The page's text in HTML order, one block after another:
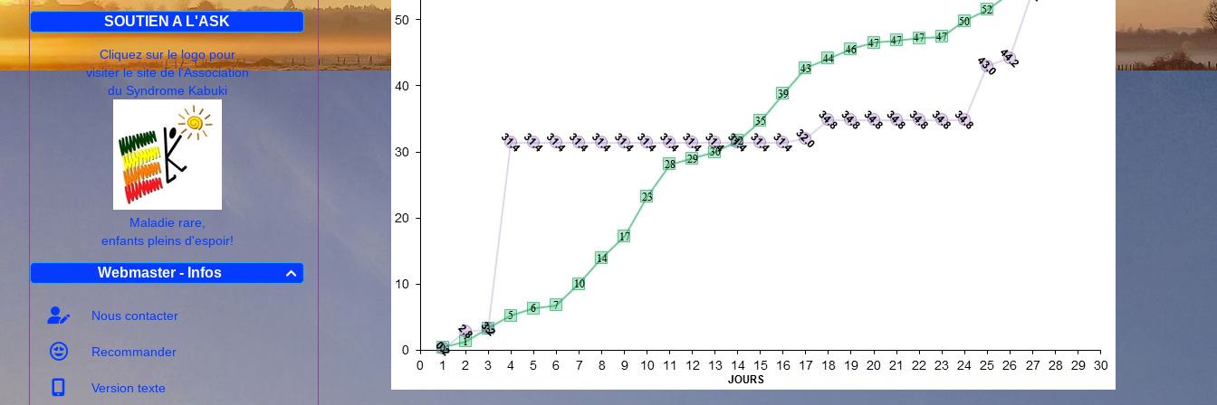
SOUTIEN A L'ASK
Cliquez sur le logo pour
visiter le site de l'Association
du Syndrome Kabuki
Maladie rare,
enfants pleins d'espoir!

Webmaster - Infos
Nous contacter
Recommander
Version texte